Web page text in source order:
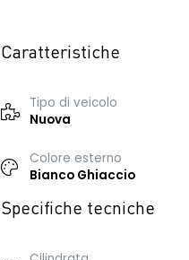
Caratteristiche
Tipo di veicolo
Nuova
Colore esterno
Bianco Ghiaccio
Specifiche tecniche